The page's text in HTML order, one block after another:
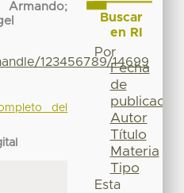
Armando;
123456789/14699
del
Buscar
en RI
Por
Fecha
de
publicación
Autor
Título
Materia
Tipo
Esta